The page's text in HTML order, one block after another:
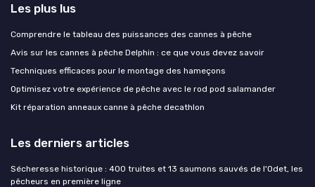
Les plus lus
Comprendre le tableau des puissances des cannes à pêche
Avis sur les cannes à pêche Delphin : ce que vous devez savoir
Techniques efficaces pour le montage des hameçons
Optimisez votre expérience de pêche avec le rod pod salamander
Kit réparation anneaux canne à pêche decathlon
Les derniers articles
Sécheresse historique : 400 truites et 13 saumons sauvés de l'Odet, les
pêcheurs en première ligne